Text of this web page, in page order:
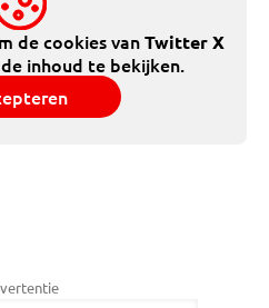
de cookies vanTwitter X
inhoud te bekijken.